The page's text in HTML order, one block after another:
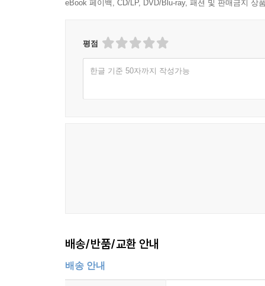
eBook 페이백, CD/LP, DVD/Blu-ray, 패션 및 판매금지 상
평점
한글 기준 50자까지 작성가능
배송/반품/교환 안내
배송 안내